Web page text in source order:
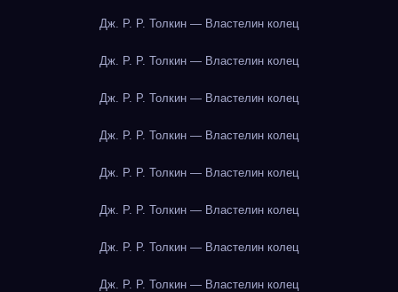
Дж. Р. Р. Толкин — Властелин колец
Дж. Р. Р. Толкин — Властелин колец
Дж. Р. Р. Толкин — Властелин колец
Дж. Р. Р. Толкин — Властелин колец
Дж. Р. Р. Толкин — Властелин колец
Дж. Р. Р. Толкин — Властелин колец
Дж. Р. Р. Толкин — Властелин колец
Дж. Р. Р. Толкин — Властелин колец